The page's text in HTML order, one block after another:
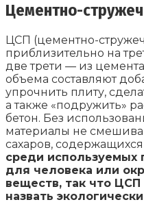
Цементно-
ЦСП (цементно-
приблизительно на
две трети — из
объема составляют
упрочнить плиту,
а также «подружить»
бетон. Без
материалы не
сахаров,
среди используемых
для человека или
веществ, так что
назвать